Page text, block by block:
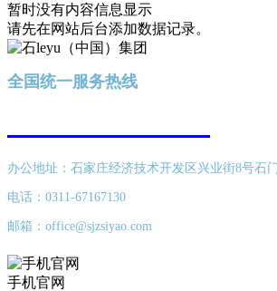
暂时没有内容信息显示
请先在网站后台添加数据记录。
全国统一服务热线
办公地址：石家庄经济技术开发区兴业街8号石
电话：0311-67167130
邮箱：office@sjzsiyao.com
手机官网